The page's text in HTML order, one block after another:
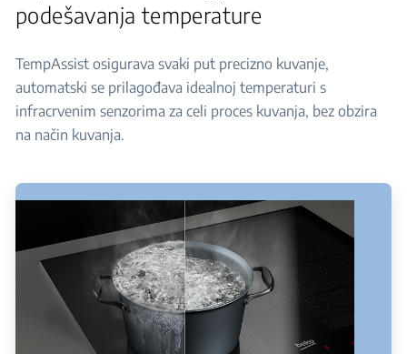
podešavanja temperature
TempAssist osigurava svaki put precizno kuvanje,
automatski se prilagođava idealnoj temperaturi s
infracrvenim senzorima za celi proces kuvanja, bez obzira
na način kuvanja.